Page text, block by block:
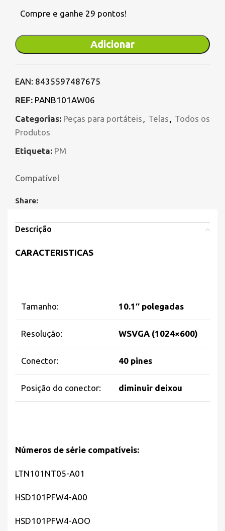
Compre e ganhe 29 pontos!
Adicionar
EAN: 8435597487675
REF: PANB101AW06
Categorias: Peças para portáteis Telas
Todos os
Produtos
Etiqueta: PM
Compatível
Share:
Descrição
CARACTERISTICAS
Tamanho: 10.1″ polegadas
Resolução: WSVGA (1024×600)
Conector: 40 pines
Posição do conector: diminuir deixou
Números de série compatíveis:
LTN101NT05-A01
HSD101PFW4-A00
HSD101PFW4-AOO